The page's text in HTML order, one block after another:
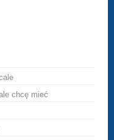
chcę mieć